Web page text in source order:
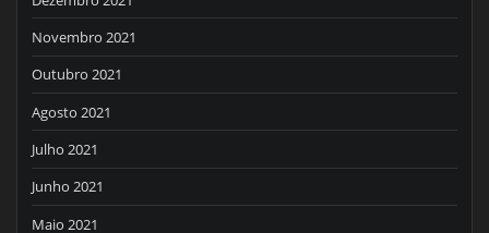
Novembro 2021
Outubro 2021
Agosto 2021
Julho 2021
Junho 2021
Maio 2021